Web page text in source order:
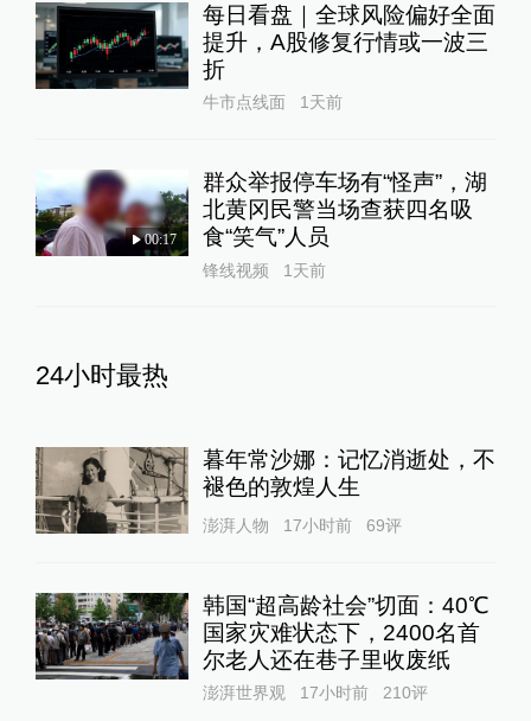
每日看盘｜全球风险偏好全面
提升，A股修复行情或一波三
折
牛市点线面 1天前
00:17
群众举报停车场有“怪声”，湖
北黄冈民警当场查获四名吸
食“笑气”人员
锋线视频 1天前
24小时最热
暮年常沙娜：记忆消逝处，不
褪色的敦煌人生
澎湃人物 17小时前 69评
韩国“超高龄社会”切面：40℃
国家灾难状态下，2400名首
尔老人还在巷子里收废纸
澎湃世界观 17小时前 210评